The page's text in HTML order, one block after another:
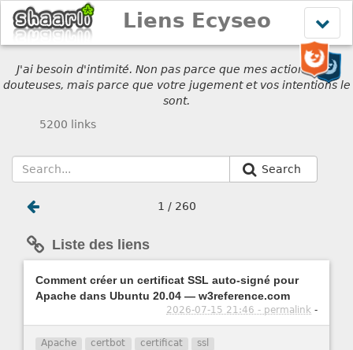
le
menu
Liens Ecyseo
J'ai besoin d'intimité. Non pas parce que mes actions sont
douteuses, mais parce que votre jugement et vos intentions le
sont.
5200 links
Search
1 / 260
Liste des liens
Comment créer un certificat SSL auto-signé pour
Apache dans Ubuntu 20.04 — w3reference.com
2026-07-15 21:46 - permalink -
Apache certbot certificat ssl